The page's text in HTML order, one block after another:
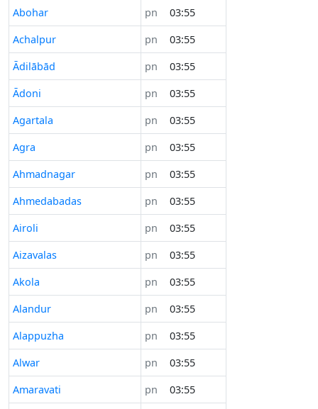
Abohar
pn
03:55
Achalpur
pn
03:55
Ādilābād
pn
03:55
Ādoni
pn
03:55
Agartala
pn
03:55
Agra
pn
03:55
Ahmadnagar
pn
03:55
Ahmedabadas
pn
03:55
Airoli
pn
03:55
Aizavalas
pn
03:55
Akola
pn
03:55
Alandur
pn
03:55
Alappuzha
pn
03:55
Alwar
pn
03:55
Amaravati
pn
03:55